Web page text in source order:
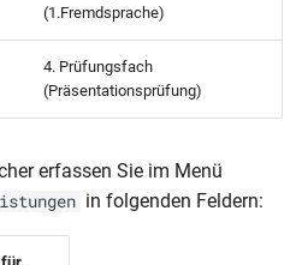
(1.Fremdsprache)
4. Prüfungsfach
(Präsentationsprüfung)
erfassen Sie im Menü
in folgenden Feldern: